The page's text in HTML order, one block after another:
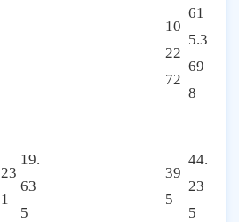
10
22
72
61
5.3
69
8
23
1
19.
63
5
39
5
44.
23
5